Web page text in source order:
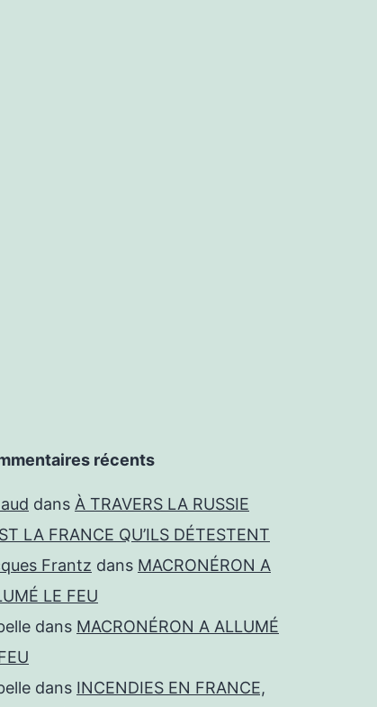
récents
dans À TRAVERS LA RUSSIE
LA FRANCE QU’ILS DÉTESTENT
Frantz dans MACRONÉRON A
LE FEU
dans MACRONÉRON A ALLUMÉ
dans INCENDIES EN FRANCE,